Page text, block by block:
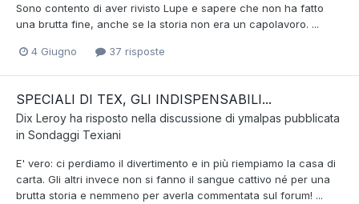
Sono contento di aver rivisto Lupe e sapere che non ha fatto
una brutta fine, anche se la storia non era un capolavoro. ...
4 Giugno 37 risposte
SPECIALI DI TEX, GLI INDISPENSABILI...
Dix Leroy ha risposto nella discussione di ymalpas pubblicata
in Sondaggi Texiani
E' vero: ci perdiamo il divertimento e in più riempiamo la casa di
carta. Gli altri invece non si fanno il sangue cattivo né per una
brutta storia e nemmeno per averla commentata sul forum! ...